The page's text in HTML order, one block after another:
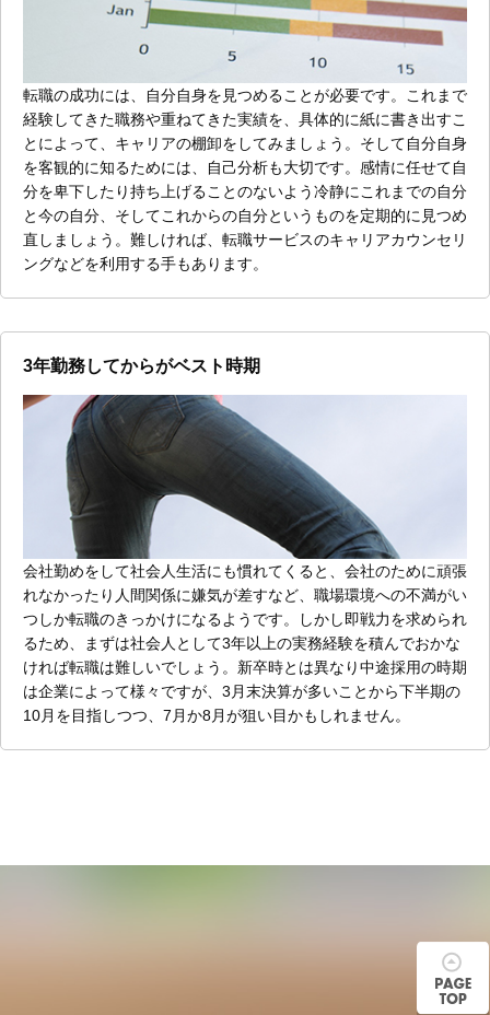
転職の成功には、自分自身を見つめることが必要です。これまで
経験してきた職務や重ねてきた実績を、具体的に紙に書き出すこ
とによって、キャリアの棚卸をしてみましょう。そして自分自身
を客観的に知るためには、自己分析も大切です。感情に任せて自
分を卑下したり持ち上げることのないよう冷静にこれまでの自分
と今の自分、そしてこれからの自分というものを定期的に見つめ
直しましょう。難しければ、転職サービスのキャリアカウンセリ
ングなどを利用する手もあります。
3年勤務してからがベスト時期
会社勤めをして社会人生活にも慣れてくると、会社のために頑張
れなかったり人間関係に嫌気が差すなど、職場環境への不満がい
つしか転職のきっかけになるようです。しかし即戦力を求められ
るため、まずは社会人として3年以上の実務経験を積んでおかな
ければ転職は難しいでしょう。新卒時とは異なり中途採用の時期
は企業によって様々ですが、3月末決算が多いことから下半期の
10月を目指しつつ、7月か8月が狙い目かもしれません。